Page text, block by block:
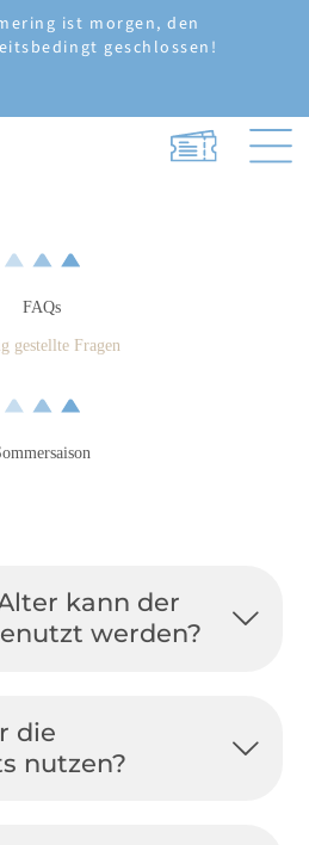
ist morgen, den
geschlossen!
FAQs
gestellte Fragen
kann der
werden?
die
nutzen?